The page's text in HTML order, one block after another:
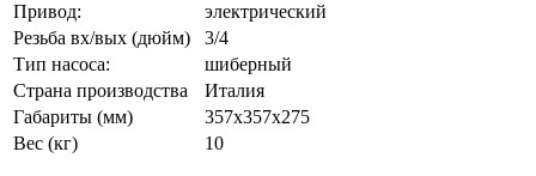
Привод:
электрический
Резьба вх/вых (дюйм)
3/4
Тип насоса:
шиберный
Страна производства
Италия
Габариты (мм)
357х357х275
Вес (кг)
10